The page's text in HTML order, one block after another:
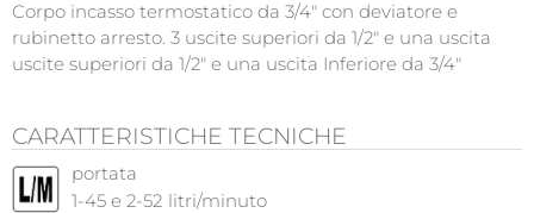
Corpo incasso termostatico da 3/4" con deviatore e
rubinetto arresto. 3 uscite superiori da 1/2" e una uscita
uscite superiori da 1/2" e una uscita Inferiore da 3/4"
CARATTERISTICHE TECNICHE
portata
1-45 e 2-52 litri/minuto